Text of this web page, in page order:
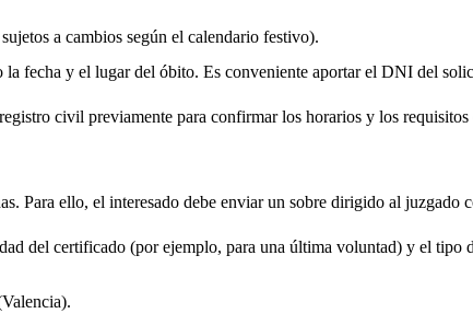
a cambios según el calendario festivo).
fecha y el lugar del óbito. Es conveniente aportar el DNI del
civil previamente para confirmar los horarios y los
Para ello, el interesado debe enviar un sobre dirigido al juzgado
del certificado (por ejemplo, para una última voluntad) y el tipo